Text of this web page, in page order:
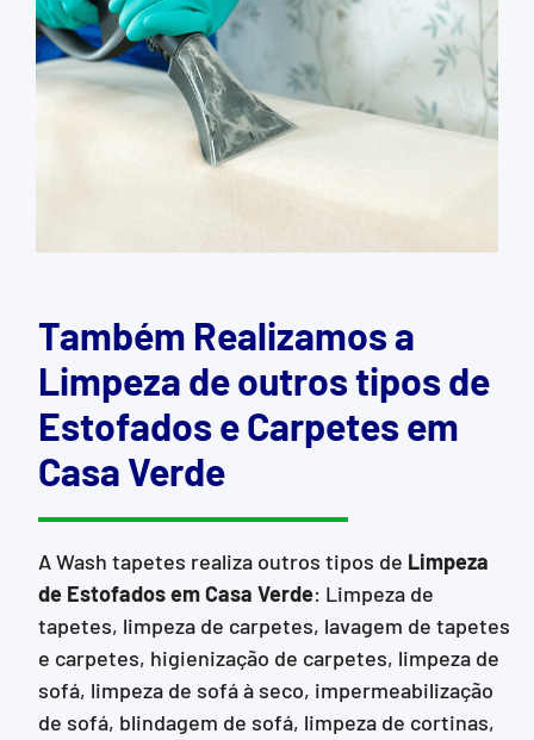
Também Realizamos a
Limpeza de outros tipos de
Estofados e Carpetes em
Casa Verde
A Wash tapetes realiza outros tipos de Limpeza
de Estofadosem Casa Verde: Limpeza de
tapetes, limpeza de carpetes, lavagem de tapetes
e carpetes, higienização de carpetes, limpeza de
sofá, limpeza de sofá à seco, impermeabilização
de sofá, blindagem de sofá, limpeza de cortinas,